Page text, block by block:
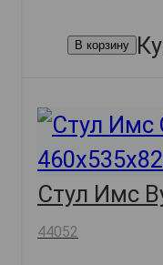
В корзину
Стул Имс
44052